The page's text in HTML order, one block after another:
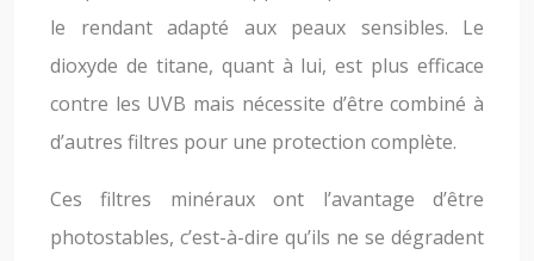
le rendant adapté aux peaux sensibles. Le
dioxyde de titane, quant à lui, est plus efficace
contre les UVB mais nécessite d’être combiné à
d’autres filtres pour une protection complète.
Ces filtres minéraux ont l’avantage d’être
photostables, c’est-à-dire qu’ils ne se dégradent